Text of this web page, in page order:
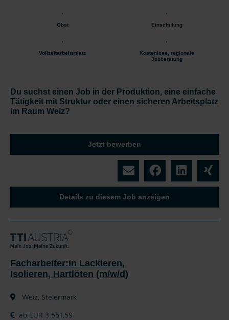
Obst Einschulung
Vollzeitarbeitsplatz
Kostenlose, regionale
Jobberatung
Du suchst einen Job in der Produktion, eine einfache
Tätigkeit mit Struktur oder einen sicheren Arbeitsplatz
im Raum Weiz?
Jetzt bewerben
Details zu diesem Job anzeigen
Facharbeiter:in Lackieren,
Isolieren, Hartlöten (m/w/d)
Weiz, Steiermark
ab EUR 3.551,59